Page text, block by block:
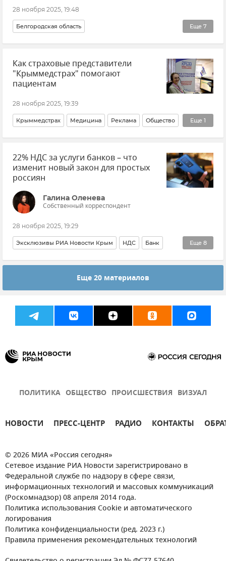
28 ноября 2025, 19:48
Еще 7
Белгородская область
Обстрелы Белгородской области Происшествия
Вячеслав Гладков Атаки ВСУ Обстрелы ВСУ
Беспилотник (БПЛА, дрон)
Как страховые представители
"Крыммедстрах" помогают
пациентам
28 ноября 2025, 19:39
Еще 1
Крыммедстрах Медицина Реклама Общество
Совет эксперта
22% НДС за услуги банков – что
изменит новый закон для простых
россиян
Галина Оленева
Собственный корреспондент
28 ноября 2025, 19:29
Еще 8
Эксклюзивы РИА Новости Крым НДС Банк
Банковская карта Общество Экономика
Новости Крыма Платежи Налоги
Еще 20 материалов
ПОЛИТИКА ОБЩЕСТВО ПРОИСШЕСТВИЯ ВИЗУАЛ
НОВОСТИ ПРЕСС-ЦЕНТР РАДИО КОНТАКТЫ
© 2026 МИА «Россия сегодня»
Сетевое издание РИА Новости зарегистрировано в
Федеральной службе по надзору в сфере связи,
информационных технологий и массовых коммуникаций
(Роскомнадзор) 08 апреля 2014 года.
Политика использования Cookie и автоматического
логирования
Политика конфиденциальности (ред. 2023 г.)
Правила применения рекомендательных технологий